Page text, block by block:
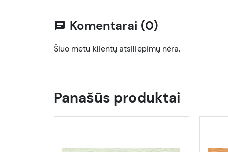
chat Komentarai (0)
Šiuo metu klientų atsiliepimų nėra.
Panašūs produktai